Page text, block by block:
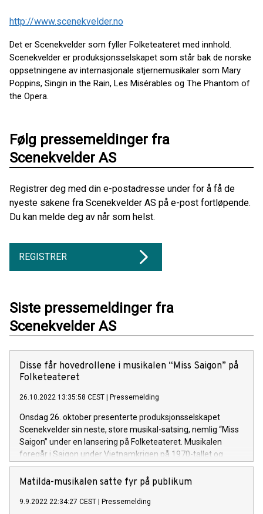
http://www.scenekvelder.no
Det er Scenekvelder som fyller Folketeateret med innhold.
Scenekvelder er produksjonsselskapet som står bak de norske
oppsetningene av internasjonale stjernemusikaler som Mary
Poppins, Singin in the Rain, Les Misérables og The Phantom of
the Opera.
Følg pressemeldinger fra
Scenekvelder AS
Registrer deg med din e-postadresse under for å få de
nyeste sakene fra Scenekvelder AS på e-post fortløpende.
Du kan melde deg av når som helst.
REGISTRER
Siste pressemeldinger fra
Scenekvelder AS
Disse får hovedrollene i musikalen “Miss Saigon” på
Folketeateret
26.10.2022 13:35:58 CEST Pressemelding
Onsdag 26. oktober presenterte produksjonsselskapet
Scenekvelder sin neste, store musikal-satsing, nemlig “Miss
Saigon” under en lansering på Folketeateret. Musikalen
foregår i Saigon under Vietnamkrigen på 1970-tallet og
forteller historien om umulig kjærlighet mellom Chris og Kim,
en amerikansk soldat og en ung vietnamesisk kvinne.
Matilda-musikalen satte fyr på publikum
9.9.2022 22:34:27 CEST Pressemelding